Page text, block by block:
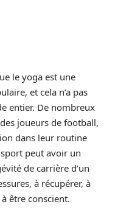
le yoga est une
et cela n’a pas
entier. De nombreux
joueurs de football,
dans leur routine
peut avoir un
de carrière d’un
à récupérer, à
être conscient.